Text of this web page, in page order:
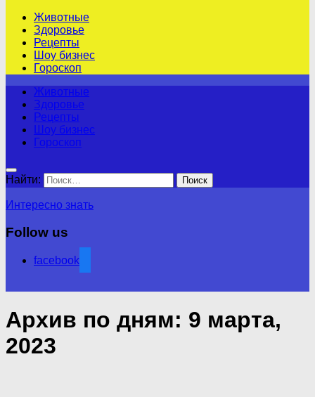
Животные
Здоровье
Рецепты
Шоу бизнес
Гороскоп
Животные
Здоровье
Рецепты
Шоу бизнес
Гороскоп
Найти:
Интересно знать
Follow us
facebook
Архив по дням: 9 марта,
2023